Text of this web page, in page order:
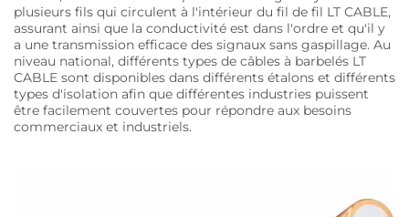
plusieurs fils qui circulent à l'intérieur du fil de fil LT CABLE,
assurant ainsi que la conductivité est dans l'ordre et qu'il y
a une transmission efficace des signaux sans gaspillage. Au
niveau national, différents types de câbles à barbelés LT
CABLE sont disponibles dans différents étalons et différents
types d'isolation afin que différentes industries puissent
être facilement couvertes pour répondre aux besoins
commerciaux et industriels.